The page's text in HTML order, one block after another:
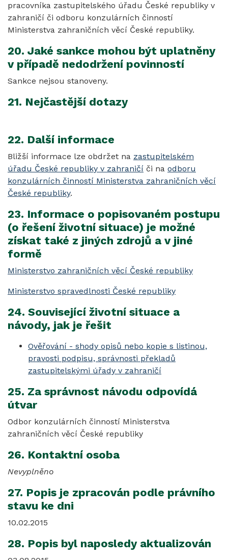
pracovníka zastupitelského úřadu České republiky v
zahraničí či odboru konzulárních činností
Ministerstva zahraničních věcí České republiky.
20. Jaké sankce mohou být uplatněny
v případě nedodržení povinností
Sankce nejsou stanoveny.
21. Nejčastější dotazy
22. Další informace
Bližší informace lze obdržet na zastupitelském
úřadu České republiky v zahraničí či na odboru
konzulárních činností Ministerstva zahraničních věcí
České republiky.
23. Informace o popisovaném postupu
(o řešení životní situace) je možné
získat také z jiných zdrojů a v jiné
formě
Ministerstvo zahraničních věcí České republiky
Ministerstvo spravedlnosti České republiky
24. Související životní situace a
návody, jak je řešit
Ověřování - shody opisů nebo kopie s listinou,
pravosti podpisu, správnosti překladů
zastupitelskými úřady v zahraničí
25. Za správnost návodu odpovídá
útvar
Odbor konzulárních činností Ministerstva
zahraničních věcí České republiky
26. Kontaktní osoba
Nevyplněno
27. Popis je zpracován podle právního
stavu ke dni
10.02.2015
28. Popis byl naposledy aktualizován